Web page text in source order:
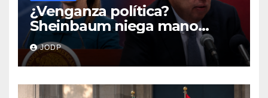
¿Venganza política?
Sheinbaum niega mano
negra en captura de Ángel
Aguirre
JODP